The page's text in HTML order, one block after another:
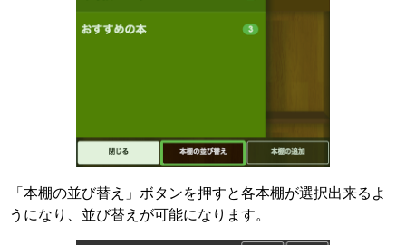
「本棚の並び替え」ボタンを押すと各本棚が選択出来るよ
うになり、並び替えが可能になります。